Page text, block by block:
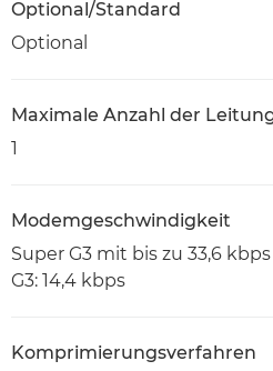
Optional/Standard
Optional
Maximale Anzahl der
1
Modemgeschwindigkeit
Super G3 mit bis zu 33,6 kbps
G3: 14,4 kbps
Komprimierungsverfahren